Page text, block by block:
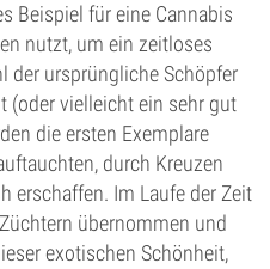
Beispiel für eine Cannabis
nutzt, um ein zeitloses
der ursprüngliche Schöpfer
(oder vielleicht ein sehr gut
die ersten Exemplare
durch Kreuzen
erschaffen. Im Laufe der Zeit
übernommen und
exotischen Schönheit,